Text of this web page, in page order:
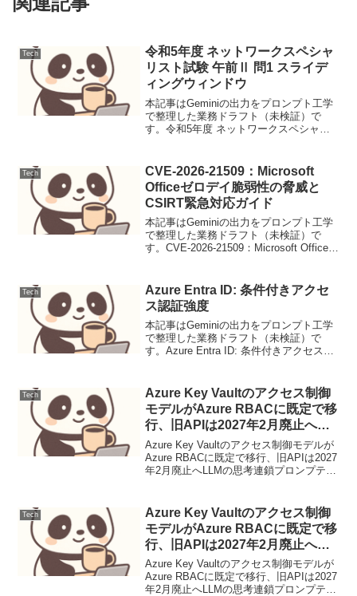
Tech
令和5年度 ネットワークスペシャ
リスト試験 午前Ⅱ 問1 スライデ
ィングウィンドウ
本記事はGeminiの出力をプロンプト工学
で整理した業務ドラフト（未検証）で
す。令和5年度 ネットワークスペシャリ
ドウサイズとRTTの関係を理解し、有効
スループ...
Tech
CVE-2026-21509：Microsoft
Officeゼロデイ脆弱性の脅威と
CSIRT緊急対応ガイド
本記事はGeminiの出力をプロンプト工学
で整理した業務ドラフト（未検証）で
す。CVE-2026-21509：Microsoft Officeゼ
21509は2...
Tech
Azure Entra ID: 条件付きアクセ
ス認証強度
本記事はGeminiの出力をプロンプト工学
で整理した業務ドラフト（未検証）で
す。Azure Entra ID: 条件付きアクセス認
Tech
Azure Key Vaultのアクセス制御
モデルがAzure RBACに既定で移
行、旧APIは2027年2月廃止へ
（運用連絡）
Azure Key Vaultのアクセス制御モデルが
Azure RBACに既定で移行、旧APIは2027
年2月廃止へLLMの思考連鎖プロンプティ
問い合わせ対応を自...
Tech
Azure Key Vaultのアクセス制御
モデルがAzure RBACに既定で移
行、旧APIは2027年2月廃止へ
（運用連絡）
Azure Key Vaultのアクセス制御モデルが
Azure RBACに既定で移行、旧APIは2027
年2月廃止へLLMの思考連鎖プロンプティ